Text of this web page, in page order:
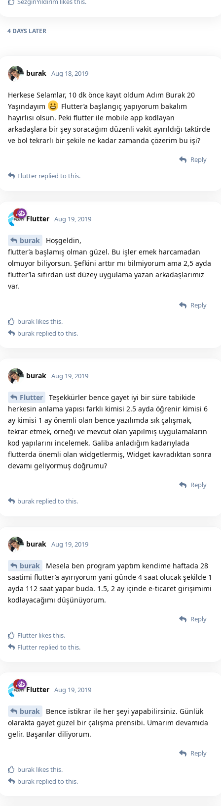
4 DAYS LATER
burak Aug 18, 2019
Herkese Selamlar, 10 dk önce kayıt oldum Adım Burak 20
Yaşındayım
Flutter’a başlangıç yapıyorum bakalım
hayırlısı olsun. Peki flutter ile mobile app kodlayan
arkadaşlara bir şey soracağım düzenli vakit ayırıldığı taktirde
ve bol tekrarlı bir şekile ne kadar zamanda çözerim bu işi?
Reply
Flutter replied to this.
Flutter Aug 19, 2019
burak
Hoşgeldin,
flutter’a başlamış olman güzel. Bu işler emek harcamadan
olmuyor biliyorsun. Şefkini arttır mı bilmiyorum ama 2,5 ayda
flutter’la sıfırdan üst düzey uygulama yazan arkadaşlarımız
var.
Reply
burak likes this.
burak replied to this.
burak Aug 19, 2019
Flutter
Teşekkürler bence gayet iyi bir süre tabikide
herkesin anlama yapısı farklı kimisi 2.5 ayda öğrenir kimisi 6
ay kimisi 1 ay önemli olan bence yazılımda sık çalışmak,
tekrar etmek, örneği ve mevcut olan yapılmış uygulamaların
kod yapılarını incelemek. Galiba anladığım kadarıylada
flutterda önemli olan widgetlermiş, Widget kavradıktan sonra
devamı geliyormuş doğrumu?
Reply
burak replied to this.
burak Aug 19, 2019
burak
Mesela ben program yaptım kendime haftada 28
saatimi flutter’a ayırıyorum yani günde 4 saat olucak şekilde 1
ayda 112 saat yapar buda. 1.5, 2 ay içinde e-ticaret girişimimi
kodlayacağımı düşünüyorum.
Reply
Flutter likes this.
Flutter replied to this.
Flutter Aug 19, 2019
burak
Bence istikrar ile her şeyi yapabilirsiniz. Günlük
olarakta gayet güzel bir çalışma prensibi. Umarım devamıda
gelir. Başarılar diliyorum.
Reply
burak likes this.
burak replied to this.